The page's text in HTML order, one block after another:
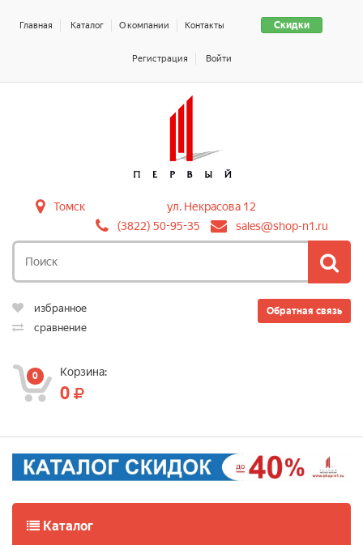
Скидки
Главная Каталог О компании Контакты
Регистрация Войти
Томск
ул. Некрасова 12
(3822) 50-95-35
sales@shop-n1.ru
Обратная связь
избранное
сравнение
0 Корзина:
0
Каталог